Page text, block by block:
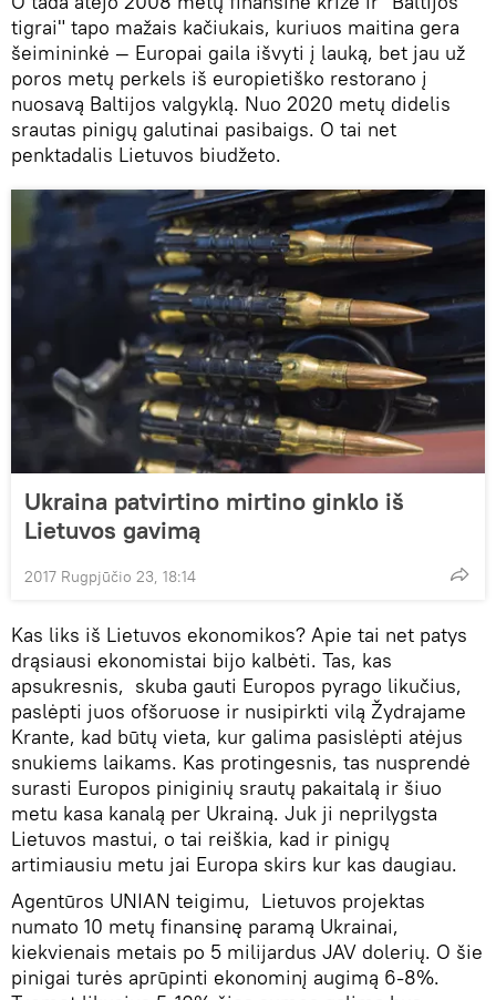
tigrai" tapo mažais kačiukais, kuriuos maitina gera
šeimininkė — Europai gaila išvyti į lauką, bet jau už
poros metų perkels iš europietiško restorano į
nuosavą Baltijos valgyklą. Nuo 2020 metų didelis
srautas pinigų galutinai pasibaigs. O tai net
penktadalis Lietuvos biudžeto.
Ukraina patvirtino mirtino ginklo iš
Lietuvos gavimą
2017 Rugpjūčio 23, 18:14
Kas liks iš Lietuvos ekonomikos? Apie tai net patys
drąsiausi ekonomistai bijo kalbėti. Tas, kas
apsukresnis, skuba gauti Europos pyrago likučius,
paslėpti juos ofšoruose ir nusipirkti vilą Žydrajame
Krante, kad būtų vieta, kur galima pasislėpti atėjus
snukiems laikams. Kas protingesnis, tas nusprendė
surasti Europos piniginių srautų pakaitalą ir šiuo
metu kasa kanalą per Ukrainą. Juk ji neprilygsta
Lietuvos mastui, o tai reiškia, kad ir pinigų
artimiausiu metu jai Europa skirs kur kas daugiau.
Agentūros UNIAN teigimu, Lietuvos projektas
numato 10 metų finansinę paramą Ukrainai,
kiekvienais metais po 5 milijardus JAV dolerių. O šie
pinigai turės aprūpinti ekonominį augimą 6-8%.